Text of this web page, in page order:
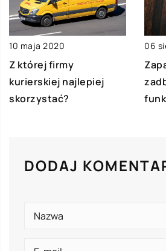
10 maja 2020
Z której firmy
kurierskiej najlepiej
skorzystać?
06
DODAJ